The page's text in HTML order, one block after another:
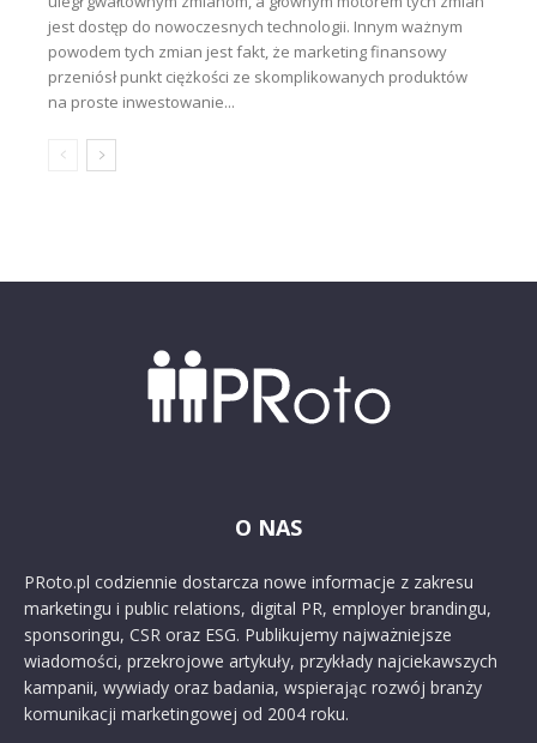
jest dostęp do nowoczesnych technologii. Innym ważnym
powodem tych zmian jest fakt, że marketing finansowy
przeniósł punkt ciężkości ze skomplikowanych produktów
na proste inwestowanie...
O NAS
PRoto.pl codziennie dostarcza nowe informacje z zakresu
marketingu i public relations, digital PR, employer brandingu,
sponsoringu, CSR oraz ESG. Publikujemy najważniejsze
wiadomości, przekrojowe artykuły, przykłady najciekawszych
kampanii, wywiady oraz badania, wspierając rozwój branży
komunikacji marketingowej od 2004 roku.